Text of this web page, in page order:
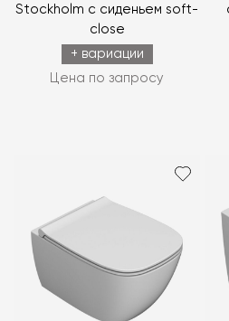
Stockholm с сиденьем soft-
close
+ вариации
Цена по запросу